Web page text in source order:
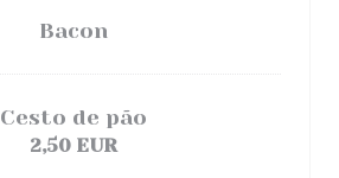
Bacon
Cesto de pão
2,50 EUR